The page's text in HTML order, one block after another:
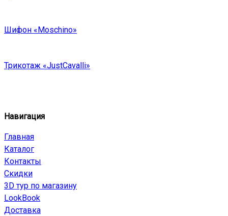
Шифон «Moschino»
Трикотаж «JustCavalli»
Навигация
Главная
Каталог
Контакты
Скидки
3D тур по магазину
LookBook
Доставка